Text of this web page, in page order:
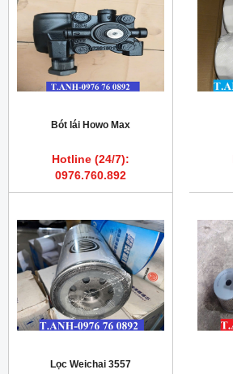
Bót lái Howo Max
Hotline (24/7):
0976.760.892
Lọc Weichai 3557